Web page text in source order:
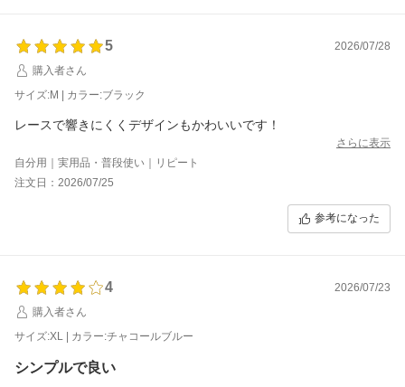
5
2026/07/28
購入者さん
サイズ:M | カラー:ブラック
レースで響きにくくデザインもかわいいです！
さらに表示
自分用｜実用品・普段使い｜リピート
注文日：2026/07/25
参考になった
4
2026/07/23
購入者さん
サイズ:XL | カラー:チャコールブルー
シンプルで良い